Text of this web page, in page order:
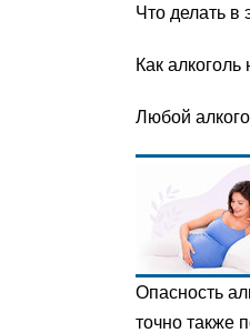
Что делать в
Как
Любой
Опасность
точно также